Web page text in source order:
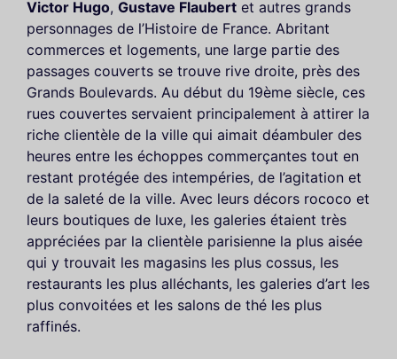
Victor Hugo, Gustave Flaubert et autres grands
personnages de l’Histoire de France. Abritant
commerces et logements, une large partie des
passages couverts se trouve rive droite, près des
Grands Boulevards. Au début du 19ème siècle, ces
rues couvertes servaient principalement à attirer la
riche clientèle de la ville qui aimait déambuler des
heures entre les échoppes commerçantes tout en
restant protégée des intempéries, de l’agitation et
de la saleté de la ville. Avec leurs décors rococo et
leurs boutiques de luxe, les galeries étaient très
appréciées par la clientèle parisienne la plus aisée
qui y trouvait les magasins les plus cossus, les
restaurants les plus alléchants, les galeries d’art les
plus convoitées et les salons de thé les plus
raffinés.